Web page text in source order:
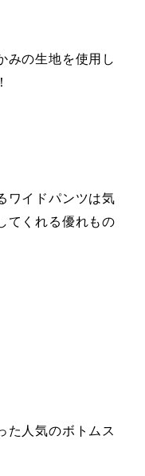
みの生地を使用し
ワイドパンツは気
てくれる優れもの
た人気のボトムス